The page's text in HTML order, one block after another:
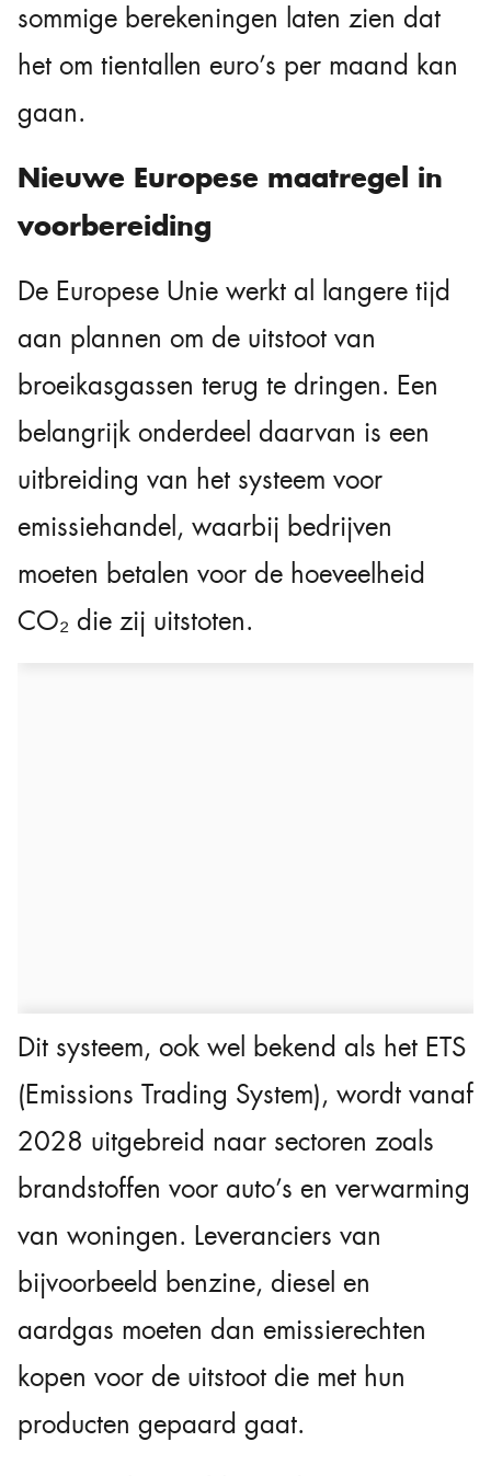
sommige berekeningen laten zien dat
het om tientallen euro’s per maand kan
gaan.
Nieuwe Europese maatregel in
voorbereiding
De Europese Unie werkt al langere tijd
aan plannen om de uitstoot van
broeikasgassen terug te dringen. Een
belangrijk onderdeel daarvan is een
uitbreiding van het systeem voor
emissiehandel, waarbij bedrijven
moeten betalen voor de hoeveelheid
CO₂ die zij uitstoten.
Dit systeem, ook wel bekend als het ETS
(Emissions Trading System), wordt vanaf
2028 uitgebreid naar sectoren zoals
brandstoffen voor auto’s en verwarming
van woningen. Leveranciers van
bijvoorbeeld benzine, diesel en
aardgas moeten dan emissierechten
kopen voor de uitstoot die met hun
producten gepaard gaat.